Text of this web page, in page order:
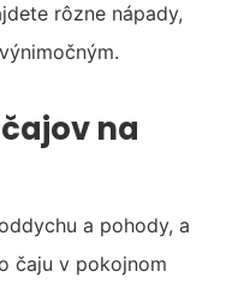
rôzne nápady,
na
a pohody, a
čaju v pokojnom